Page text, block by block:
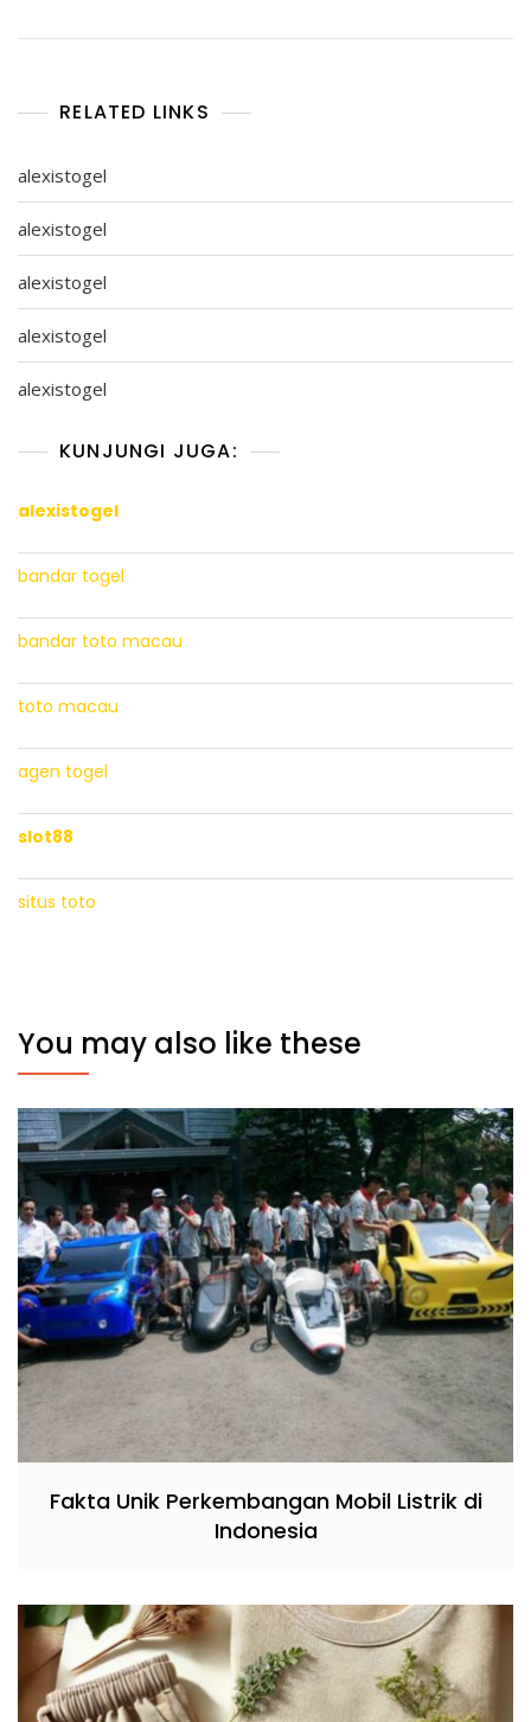
RELATED LINKS
alexistogel
alexistogel
alexistogel
alexistogel
alexistogel
KUNJUNGI JUGA:
alexistogel
bandar togel
bandar toto macau
toto macau
agen togel
slot88
situs toto
You may also like these
Fakta Unik Perkembangan Mobil Listrik di
Indonesia